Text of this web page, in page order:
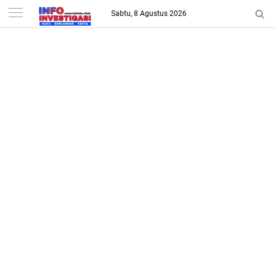
-->
Sabtu, 8 Agustus 2026